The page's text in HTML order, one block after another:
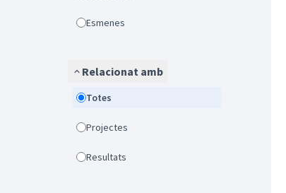
Esmenes
Relacionat amb
Totes
Projectes
Resultats